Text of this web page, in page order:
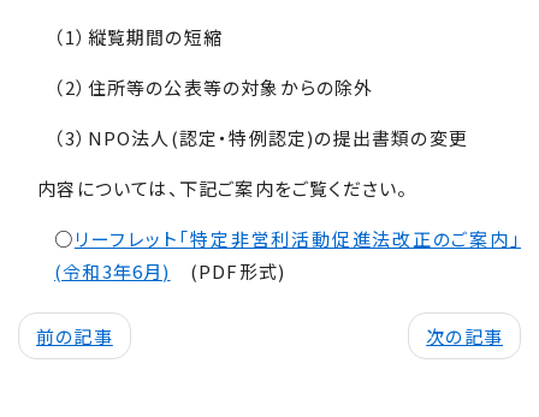
（1）縦覧期間の短縮
（2）住所等の公表等の対象からの除外
（3） NPO法人(認定・特例認定)の提出書類の変更
内容については、下記ご案内をご覧ください。
○リーフレット「特定非営利活動促進法改正のご案内」
(令和3年6月)
(PDF形式)
前の記事 次の記事